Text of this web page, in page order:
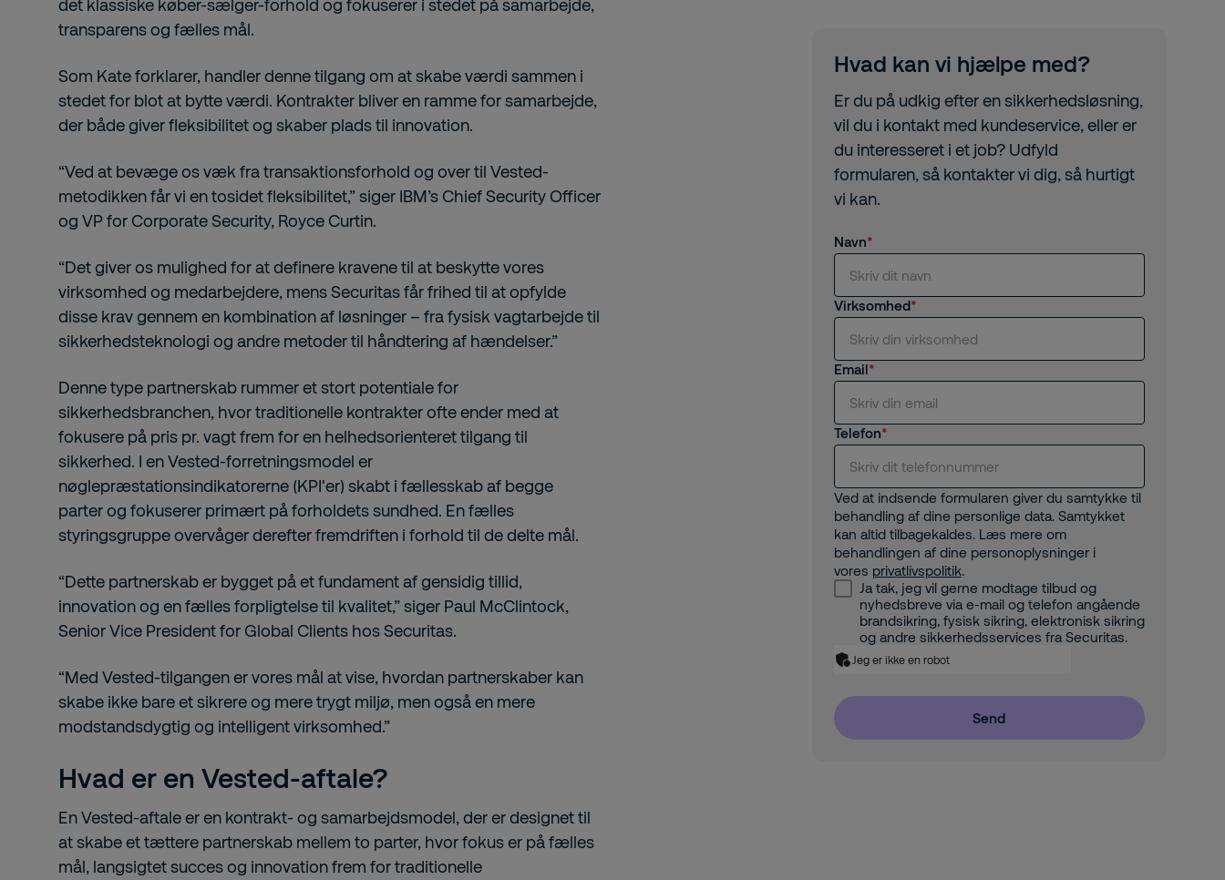
det klassiske køber-sælger-forhold og fokuserer i stedet på samarbejde,
transparens og fælles mål.
Som Kate forklarer, handler denne tilgang om at skabe værdi sammen i
stedet for blot at bytte værdi. Kontrakter bliver en ramme for samarbejde,
der både giver fleksibilitet og skaber plads til innovation.
“Ved at bevæge os væk fra transaktionsforhold og over til Vested-
metodikken får vi en tosidet fleksibilitet,” siger IBM’s Chief Security Officer
og VP for Corporate Security, Royce Curtin.
“Det giver os mulighed for at definere kravene til at beskytte vores
virksomhed og medarbejdere, mens Securitas får frihed til at opfylde
disse krav gennem en kombination af løsninger – fra fysisk vagtarbejde til
sikkerhedsteknologi og andre metoder til håndtering af hændelser.”
Denne type partnerskab rummer et stort potentiale for
sikkerhedsbranchen, hvor traditionelle kontrakter ofte ender med at
fokusere på pris pr. vagt frem for en helhedsorienteret tilgang til
sikkerhed. I en Vested-forretningsmodel er
nøglepræstationsindikatorerne (KPI'er) skabt i fællesskab af begge
parter og fokuserer primært på forholdets sundhed. En fælles
styringsgruppe overvåger derefter fremdriften i forhold til de delte mål.
“Dette partnerskab er bygget på et fundament af gensidig tillid,
innovation og en fælles forpligtelse til kvalitet,” siger Paul McClintock,
Senior Vice President for Global Clients hos Securitas.
“Med Vested-tilgangen er vores mål at vise, hvordan partnerskaber kan
skabe ikke bare et sikrere og mere trygt miljø, men også en mere
modstandsdygtig og intelligent virksomhed.”
Hvad er en Vested-aftale?
En Vested-aftale er en kontrakt- og samarbejdsmodel, der er designet til
at skabe et tættere partnerskab mellem to parter, hvor fokus er på fælles
mål, langsigtet succes og innovation frem for traditionelle
Hvad kan vi hjælpe med?
Er du på udkig efter en sikkerhedsløsning,
vil du i kontakt med kundeservice, eller er
du interesseret i et job? Udfyld
formularen, så kontakter vi dig, så hurtigt
vi kan.
Navn
Virksomhed
Email
Telefon
Ved at indsende formularen giver du samtykke til
behandling af dine personlige data. Samtykket
kan altid tilbagekaldes. Læs mere om
behandlingen af dine personoplysninger i
vores privatlivspolitik.
Ja tak, jeg vil gerne modtage tilbud og
nyhedsbreve via e-mail og telefon angående
brandsikring, fysisk sikring, elektronisk sikring
og andre sikkerhedsservices fra Securitas.
Jeg er ikke en robot
Send